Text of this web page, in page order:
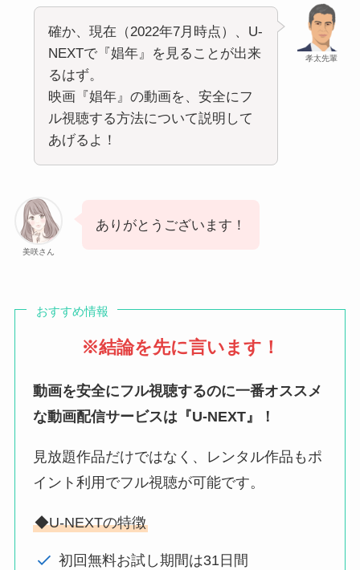
孝太先輩
確か、現在（2022年7月時点）、U-
NEXTで『娼年』を見ることが出来
るはず。
映画『娼年』の動画を、安全にフ
ル視聴する方法について説明して
あげるよ！
美咲さん
ありがとうございます！
おすすめ情報
※結論を先に言います！
動画を安全にフル視聴するのに一番オススメ
な動画配信サービスは『U-NEXT』！
見放題作品だけではなく、レンタル作品もポ
イント利用でフル視聴が可能です。
◆U-NEXTの特徴
初回無料お試し期間は31日間